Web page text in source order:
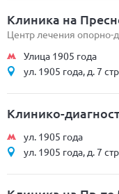
Клиника на
Центр лечения опорно-
Улица 1905 года
ул. 1905 года, д. 7
Клинико-
ул. 1905 года
ул. 1905 года, д. 7